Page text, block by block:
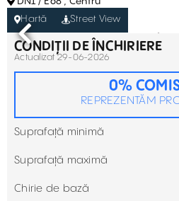
Hartă
Street View
CONDIȚII DE ÎNCHIRIERE
Actualizat 29-06-2026
0%
REPREZENTĂM
Suprafață minimă
Suprafață maximă
Chirie de bază